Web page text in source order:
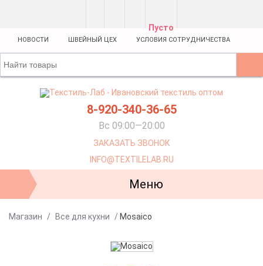
Пусто
НОВОСТИ ШВЕЙНЫЙ ЦЕХ УСЛОВИЯ СОТРУДНИЧЕСТВА
8-920-340-36-65
Вс 09:00—20:00
ЗАКАЗАТЬ ЗВОНОК
INFO@TEXTILELAB.RU
Меню
Магазин / Все для кухни / Mosaico